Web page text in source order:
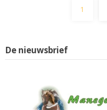
1
De nieuwsbrief